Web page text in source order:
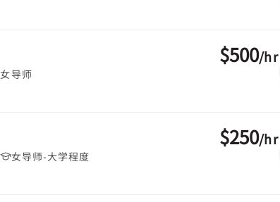
女导师
$500/hr
女导师-大学程度
$250/hr